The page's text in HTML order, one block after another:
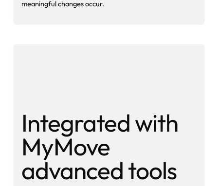
meaningful changes occur.
Integrated with
MyMove
advanced tools